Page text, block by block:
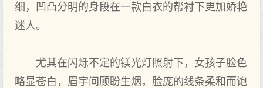
细，凹凸分明的身段在一款白衣的帮衬下更加娇艳
迷人。
尤其在闪烁不定的镁光灯照射下，女孩子脸色
略显苍白，眉宇间顾盼生烟，脸庞的线条柔和而饱